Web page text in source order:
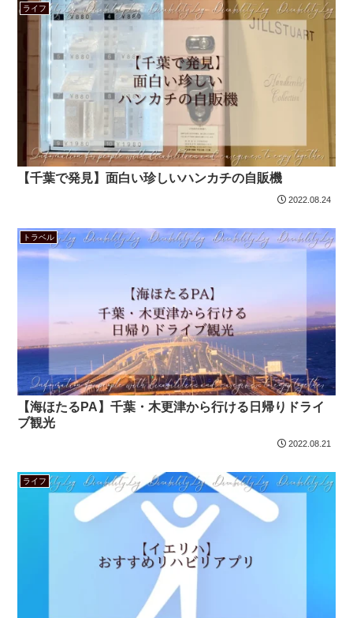
ライフ
【千葉で発見】面白い珍しいハンカチの自販機
2022.08.24
トラベル
【海ほたるPA】千葉・木更津から行ける日帰りドライ
ブ観光
2022.08.21
ライフ